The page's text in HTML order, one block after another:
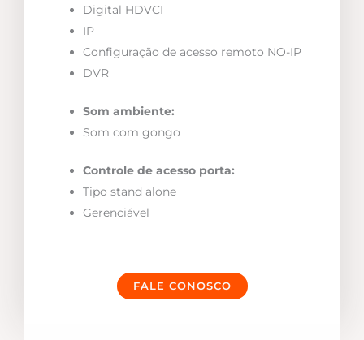
Digital HDVCI
IP
Configuração de acesso remoto NO-IP
DVR
Som ambiente:
Som com gongo
Controle de acesso porta:
Tipo stand alone
Gerenciável
FALE CONOSCO